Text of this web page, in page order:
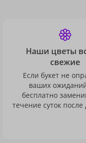
Наши цветы
свежие
Если букет не
ваших
бесплатно
течение суток после